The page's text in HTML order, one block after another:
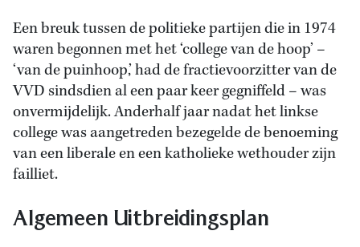
Een breuk tussen de politieke partijen die in 1974
waren begonnen met het ‘college van de hoop’ –
‘van de puinhoop,’ had de fractievoorzitter van de
VVD sindsdien al een paar keer gegniffeld – was
onvermijdelijk. Anderhalf jaar nadat het linkse
college was aangetreden bezegelde de benoeming
van een liberale en een katholieke wethouder zijn
failliet.
Algemeen Uitbreidingsplan